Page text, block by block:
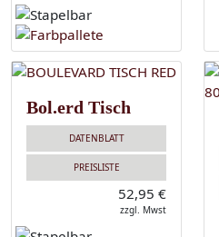
Bol.erd Tisch
DATENBLATT
PREISLISTE
52,95 €
zzgl. Mwst